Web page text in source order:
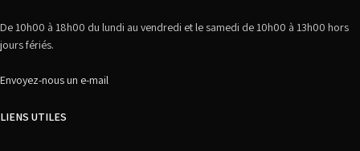
De 10h00 à 18h00 du lundi au vendredi et le samedi de 10h00 à 13h00 hors
jours fériés.
Envoyez-nous un e-mail
LIENS UTILES